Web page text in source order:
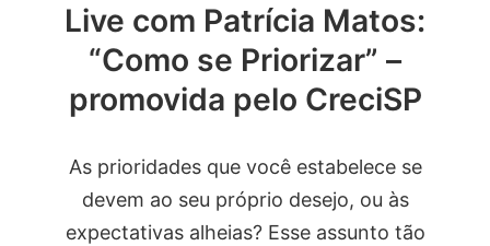
Live com Patrícia Matos:
“Como se Priorizar” –
promovida pelo CreciSP
As prioridades que você estabelece se
devem ao seu próprio desejo, ou às
expectativas alheias? Esse assunto tão